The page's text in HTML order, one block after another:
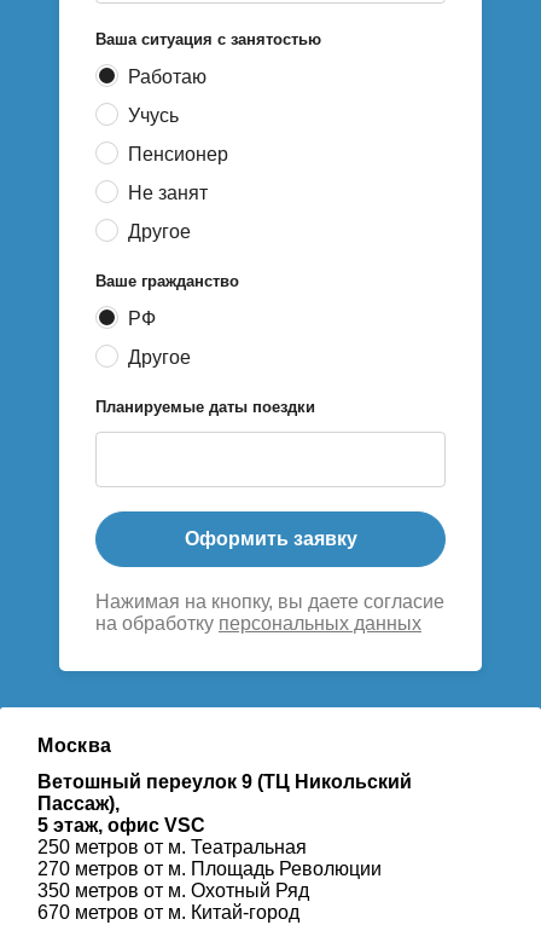
Ваша ситуация с занятостью
Работаю
Учусь
Пенсионер
Не занят
Другое
Ваше гражданство
РФ
Другое
Планируемые даты поездки
Оформить заявку
Нажимая на кнопку, вы даете согласие
на обработку персональных данных
Москва
Ветошный переулок 9 (ТЦ Никольский
Пассаж),
5 этаж, офис VSC
250 метров от м. Театральная
270 метров от м. Площадь Революции
350 метров от м. Охотный Ряд
670 метров от м. Китай-город